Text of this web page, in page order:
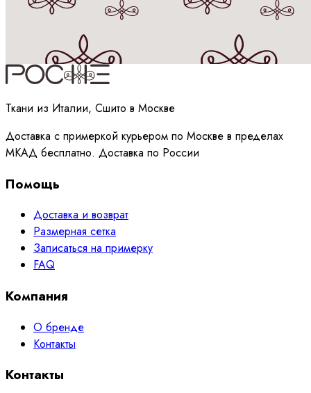
Принимаюполитикуобработки данных
Ткани из Италии, Сшито в Москве
Доставка с примеркой курьером по Москве в пределах
МКАД бесплатно. Доставка по России
Помощь
Доставка и возврат
Размерная сетка
Записаться на примерку
FAQ
Компания
О бренде
Контакты
Контакты